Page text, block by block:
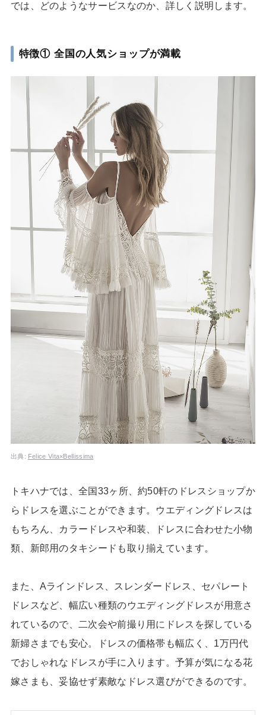
では、どのようなサービスなのか、詳しく説明します。
特徴① 全国の人気ショップが満載
出典: Felice Vita×Bellissima
トキハナでは、全国33ヶ所、約50軒のドレスショップか
らドレスを選ぶことができます。ウエディングドレスは
もちろん、カラードレスや和装、ドレスに合わせた小物
類、新郎用のタキシードも取り揃えています。
また、Aラインドレス、スレンダードレス、セパレート
ドレスなど、幅広い種類のウエディングドレスが用意さ
れているので、二次会や前撮り用にドレスを探している
新婦さまでも安心。ドレスの価格帯も幅広く、1万円代
でおしゃれなドレスが手に入ります。予算が気になる花
嫁さまも、妥協せず素敵なドレス選びができるのです。